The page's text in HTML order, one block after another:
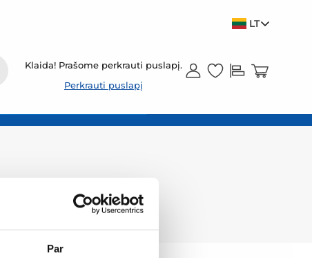
Par
LT
Klaida! Prašome perkrauti puslapį.
Perkrauti puslapį